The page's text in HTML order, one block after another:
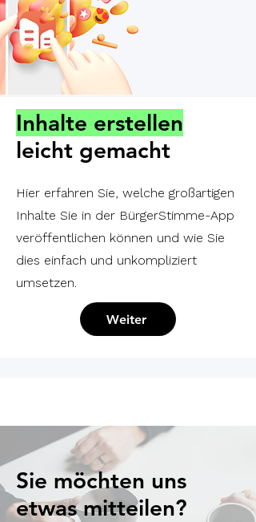
Inhalte erstellen
leicht gemacht
Hier erfahren Sie, welche großartigen
Inhalte Sie in der BürgerStimme-App
veröffentlichen können und wie Sie
dies einfach und unkompliziert
umsetzen.
Weiter
Sie möchten uns
etwas mitteilen?